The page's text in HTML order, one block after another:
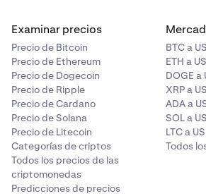
Examinar precios
Precio de Bitcoin
Precio de Ethereum
Precio de Dogecoin
Precio de Ripple
Precio de Cardano
Precio de Solana
Precio de Litecoin
Categorías de criptos
Todos los precios de las
criptomonedas
Predicciones de precios
BTC a
ETH a
DOGE a
XRP a
ADA a
SOL a
LTC a
Todos